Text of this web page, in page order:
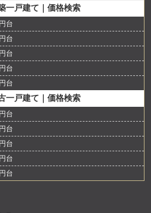
一戸建て｜価格検索
台
台
台
台
台
一戸建て｜価格検索
台
台
台
台
台